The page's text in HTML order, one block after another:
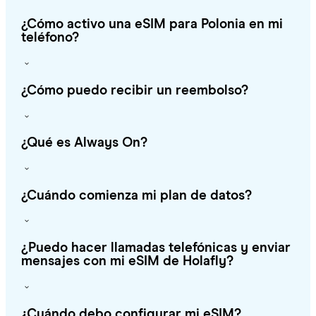
¿Cómo activo una eSIM para Polonia en mi
teléfono?
¿Cómo puedo recibir un reembolso?
¿Qué es Always On?
¿Cuándo comienza mi plan de datos?
¿Puedo hacer llamadas telefónicas y enviar
mensajes con mi eSIM de Holafly?